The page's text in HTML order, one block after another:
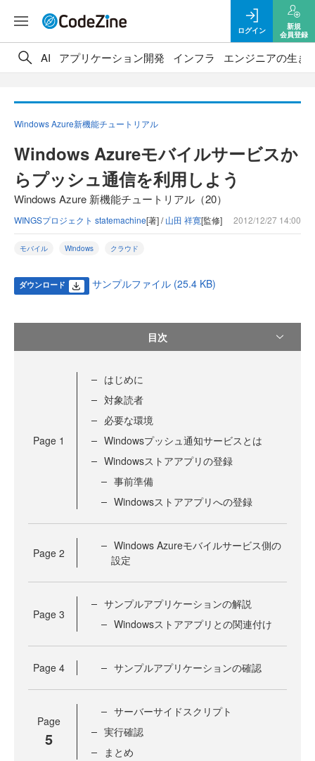
ログイン
新規
会員登録
AI アプリケーション開発 インフラ エンジニアの生き
Windows Azure新機能チュートリアル
Windows Azureモバイルサービスか
らプッシュ通信を利用しよう
Windows Azure 新機能チュートリアル（20）
WINGSプロジェクト statemachine[著] /山田 祥寛[監修] 2012/12/27 14:00
モバイル Windows クラウド
ダウンロード サンプルファイル (25.4 KB)
目次
Page 1
はじめに
対象読者
必要な環境
Windowsプッシュ通知サービスとは
Windowsストアアプリの登録
事前準備
Windowsストアアプリへの登録
Page 2
Windows Azureモバイルサービス側の
設定
Page 3
サンプルアプリケーションの解説
Windowsストアアプリとの関連付け
Page 4 サンプルアプリケーションの確認
Page
5
サーバーサイドスクリプト
実行確認
まとめ